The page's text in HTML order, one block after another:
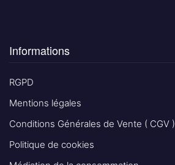
Informations
RGPD
Mentions légales
Conditions Générales de Vente ( CGV )
Politique de cookies